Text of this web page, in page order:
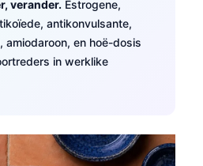
verander. Estrogene,
antikonvulsante,
amiodaroon, en hoë-dosis
in werklike